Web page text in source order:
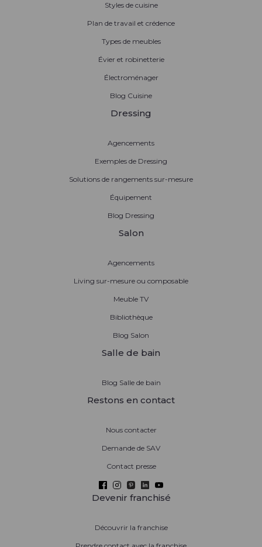
Styles de cuisine
Plan de travail et crédence
Types de meubles
Évier et robinetterie
Électroménager
Blog Cuisine
Dressing
Agencements
Exemples de Dressing
Solutions de rangements sur-mesure
Équipement
Blog Dressing
Salon
Agencements
Living sur-mesure ou composable
Meuble TV
Bibliothèque
Blog Salon
Salle de bain
Blog Salle de bain
Restons en contact
Nous contacter
Demande de SAV
Contact presse
Devenir franchisé
Découvrir la franchise